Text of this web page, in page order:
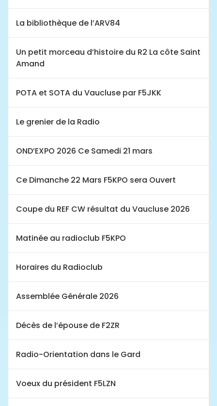
La bibliothèque de l’ARV84
Un petit morceau d’histoire du R2 La côte Saint
Amand
POTA et SOTA du Vaucluse par F5JKK
Le grenier de la Radio
OND’EXPO 2026 Ce Samedi 21 mars
Ce Dimanche 22 Mars F5KPO sera Ouvert
Coupe du REF CW résultat du Vaucluse 2026
Matinée au radioclub F5KPO
Horaires du Radioclub
Assemblée Générale 2026
Décès de l’épouse de F2ZR
Radio-Orientation dans le Gard
Voeux du président F5LZN